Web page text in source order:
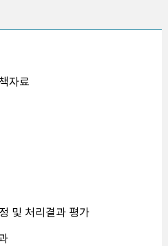
자료
및 처리결과 평가